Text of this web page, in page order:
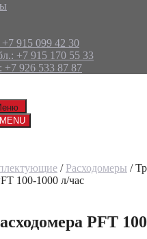
915 099 42 30
+7 915 170 55 33
+7 926 533 87 87
MENU
/ Расходомеры /
100-1000 л/час
PFT